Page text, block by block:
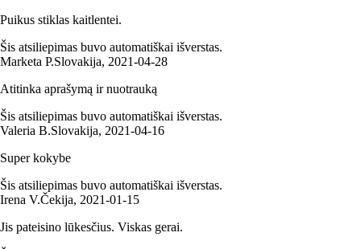
Puikus stiklas kaitlentei.
Šis atsiliepimas buvo automatiškai išverstas.
Marketa P.Slovakija, 2021‑04‑28
Atitinka aprašymą ir nuotrauką
Šis atsiliepimas buvo automatiškai išverstas.
Valeria B.Slovakija, 2021‑04‑16
Super kokybe
Šis atsiliepimas buvo automatiškai išverstas.
Irena V.Čekija, 2021‑01‑15
Jis pateisino lūkesčius. Viskas gerai.